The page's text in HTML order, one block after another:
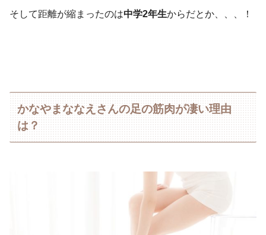
そして距離が縮まったのは中学2年生からだとか、、、！
かなやまななえさんの足の筋肉が凄い理由
は？